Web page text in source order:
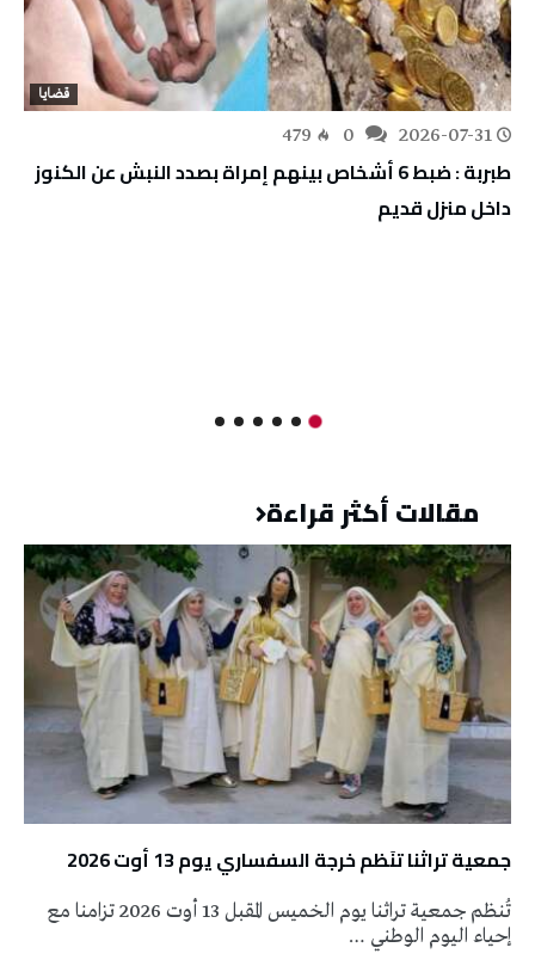
قضايا
2026-07-31
479
طبربة : ضبط 6 أشخاص بينهم إمراة بصدد النبش عن الكنوز
داخل منزل قديم
مقالات أكثر قراءة
جمعية تراثنا تنَظم خرجة السفساري يوم 13 أوت 2026
تُنظم جمعية تراثنا يوم الخميس المقبل 13 أوت 2026 تزامنا مع
إحياء اليوم الوطني …